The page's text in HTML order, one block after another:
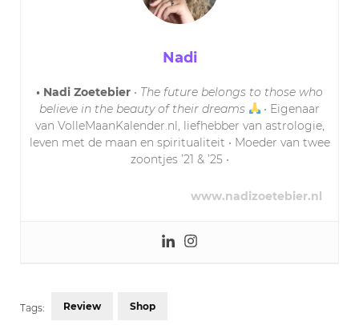
Nadi
• Nadi Zoetebier • The future belongs to those who
believe in the beauty of their dreams
• Eigenaar
van VolleMaanKalender.nl, liefhebber van astrologie,
leven met de maan en spiritualiteit • Moeder van twee
zoontjes ’21 & ’25 •
www.nadizoetebier.nl
Tags: Review Shop